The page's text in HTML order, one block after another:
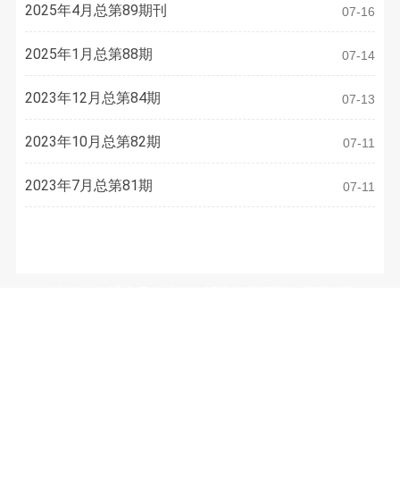
2025年4月总第89期刊 07-16
2025年1月总第88期 07-14
2023年12月总第84期 07-13
2023年10月总第82期 07-11
2023年7月总第81期 07-11